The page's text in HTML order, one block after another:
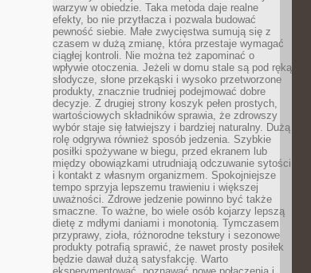
warzyw w obiedzie. Taka metoda daje realne
efekty, bo nie przytłacza i pozwala budować
pewność siebie. Małe zwycięstwa sumują się z
czasem w dużą zmianę, która przestaje wymagać
ciągłej kontroli. Nie można też zapominać o
wpływie otoczenia. Jeżeli w domu stale są pod ręką
słodycze, słone przekąski i wysoko przetworzone
produkty, znacznie trudniej podejmować dobre
decyzje. Z drugiej strony koszyk pełen prostych,
wartościowych składników sprawia, że zdrowszy
wybór staje się łatwiejszy i bardziej naturalny. Dużą
rolę odgrywa również sposób jedzenia. Szybkie
posiłki spożywane w biegu, przed ekranem lub
między obowiązkami utrudniają odczuwanie sytości
i kontakt z własnym organizmem. Spokojniejsze
tempo sprzyja lepszemu trawieniu i większej
uważności. Zdrowe jedzenie powinno być także
smaczne. To ważne, bo wiele osób kojarzy lepszą
dietę z mdłymi daniami i monotonią. Tymczasem
przyprawy, zioła, różnorodne tekstury i sezonowe
produkty potrafią sprawić, że nawet prosty posiłek
będzie dawał dużą satysfakcję. Warto